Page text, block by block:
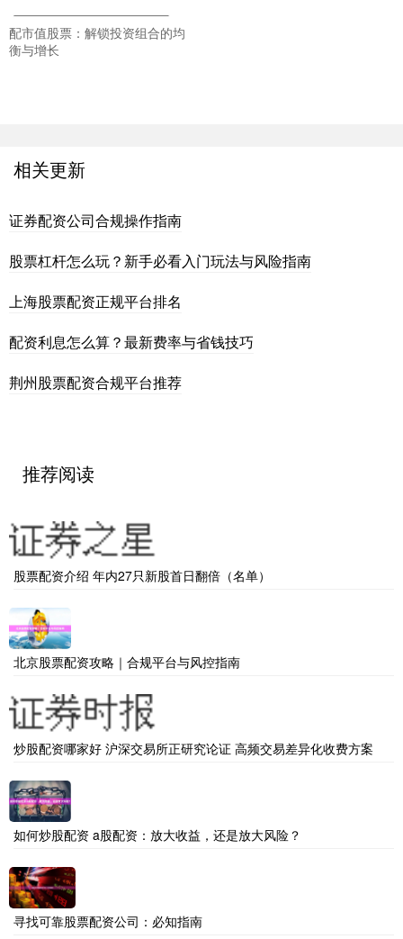
配市值股票：解锁投资组合的均
衡与增长
相关更新
证券配资公司合规操作指南
股票杠杆怎么玩？新手必看入门玩法与风险指南
上海股票配资正规平台排名
配资利息怎么算？最新费率与省钱技巧
荆州股票配资合规平台推荐
推荐阅读
股票配资介绍 年内27只新股首日翻倍（名单）
北京股票配资攻略｜合规平台与风控指南
炒股配资哪家好 沪深交易所正研究论证 高频交易差异化收费方案
如何炒股配资 a股配资：放大收益，还是放大风险？
寻找可靠股票配资公司：必知指南